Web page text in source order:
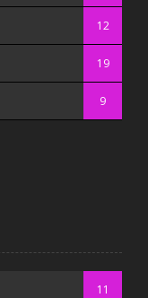
12
19
9
11